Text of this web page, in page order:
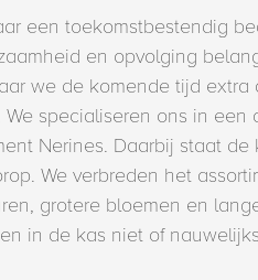
een toekomstbestendig
en opvolging
we de komende tijd extra
specialiseren ons in een
Nerines. Daarbij staat de
We verbreden het
grotere bloemen en
in de kas niet of